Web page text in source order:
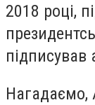
2018 році,
підписував
Нагадаємо,